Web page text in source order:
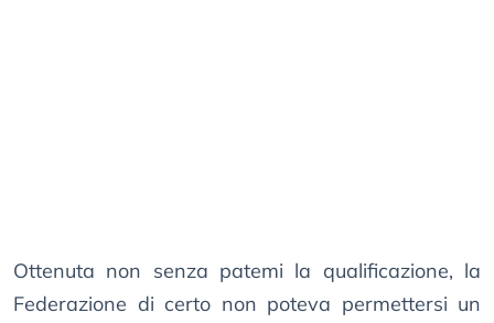
Ottenuta non senza patemi la qualificazione, la
Federazione di certo non poteva permettersi un